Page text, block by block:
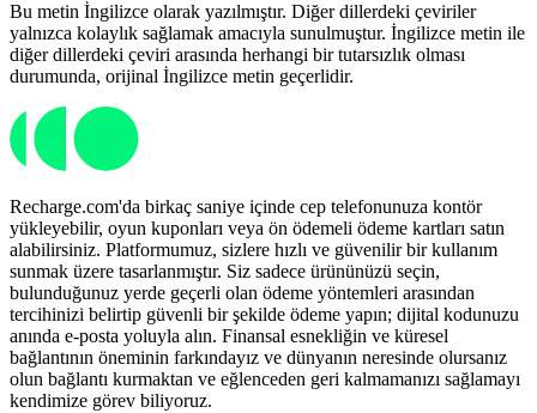
Bu metin İngilizce olarak yazılmıştır. Diğer dillerdeki çeviriler
yalnızca kolaylık sağlamak amacıyla sunulmuştur. İngilizce metin ile
diğer dillerdeki çeviri arasında herhangi bir tutarsızlık olması
durumunda, orijinal İngilizce metin geçerlidir.
Recharge.com'da birkaç saniye içinde cep telefonunuza kontör
yükleyebilir, oyun kuponları veya ön ödemeli ödeme kartları satın
alabilirsiniz. Platformumuz, sizlere hızlı ve güvenilir bir kullanım
sunmak üzere tasarlanmıştır. Siz sadece ürününüzü seçin,
bulunduğunuz yerde geçerli olan ödeme yöntemleri arasından
tercihinizi belirtip güvenli bir şekilde ödeme yapın; dijital kodunuzu
anında e-posta yoluyla alın. Finansal esnekliğin ve küresel
bağlantının öneminin farkındayız ve dünyanın neresinde olursanız
olun bağlantı kurmaktan ve eğlenceden geri kalmamanızı sağlamayı
kendimize görev biliyoruz.